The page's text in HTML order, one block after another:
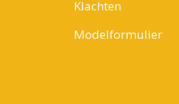
Klachten
Modelformulier